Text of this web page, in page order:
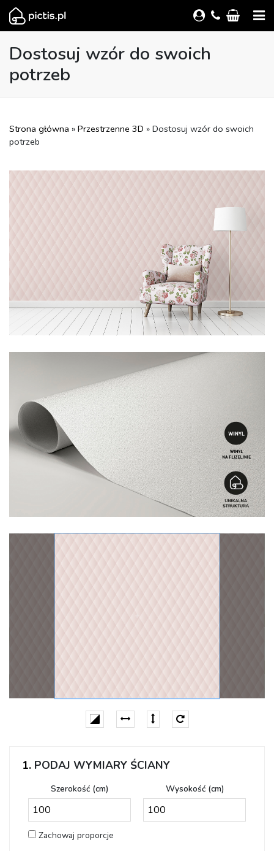
Dostosuj wzór do swoich
potrzeb
Strona główna » Przestrzenne 3D » Dostosuj wzór do swoich
potrzeb
1. PODAJ WYMIARY ŚCIANY
Szerokość (cm) Wysokość (cm)
Zachowaj proporcje